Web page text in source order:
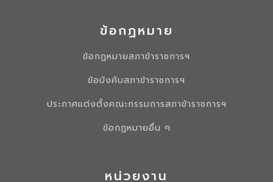
ข้อกฏหมาย
ข้อกฏหมายสภาข้าราชการฯ
ข้อบังคับสภาข้าราชการฯ
ประกาศแต่งตั้งคณะกรรมการสภาข้าราชการฯ
ข้อกฏหมายอื่น ๆ
หน่วยงาน